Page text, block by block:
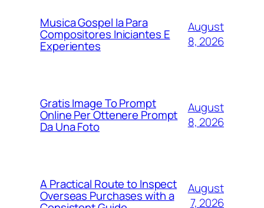
Musica Gospel Ia Para
Compositores Iniciantes E
Experientes
August
8, 2026
Gratis Image To Prompt
Online Per Ottenere Prompt
Da Una Foto
August
8, 2026
A Practical Route to Inspect
Overseas Purchases with a
August
7, 2026